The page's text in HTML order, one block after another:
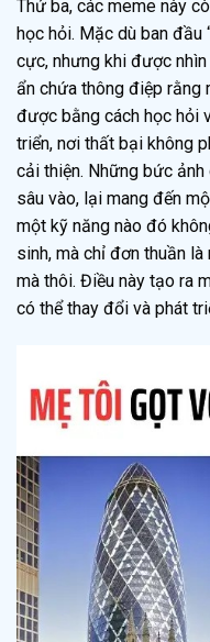
Thứ ba, các meme này
học hỏi. Mặc dù ban đầu
cực, nhưng khi được
ẩn chứa thông điệp rằng
được bằng cách học hỏi
triển, nơi thất bại không
cải thiện. Những bức
sâu vào, lại mang đến
một kỹ năng nào đó
sinh, mà chỉ đơn thuần
mà thôi. Điều này tạo ra
có thể thay đổi và phát